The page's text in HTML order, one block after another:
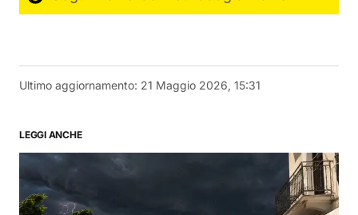
Ultimo aggiornamento: 21 Maggio 2026, 15:31
LEGGI ANCHE